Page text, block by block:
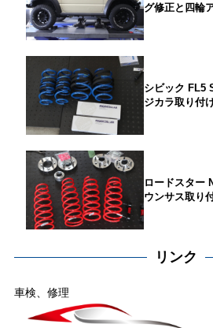
グ修正と四輪
シビック FL5
ジカラ取り付
ロードスター
ウンサス取り
リンク
車検、修理